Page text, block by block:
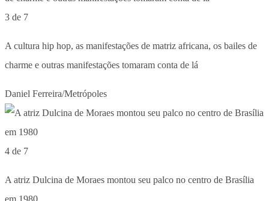
3 de 7
A cultura hip hop, as manifestações de matriz africana, os bailes de
charme e outras manifestações tomaram conta de lá
Daniel Ferreira/Metrópoles
4 de 7
A atriz Dulcina de Moraes montou seu palco no centro de Brasília
em 1980